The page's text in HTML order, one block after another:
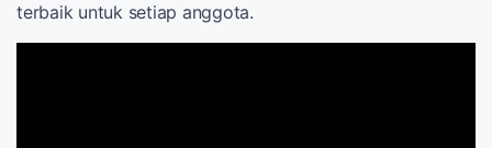
terbaik untuk setiap anggota.